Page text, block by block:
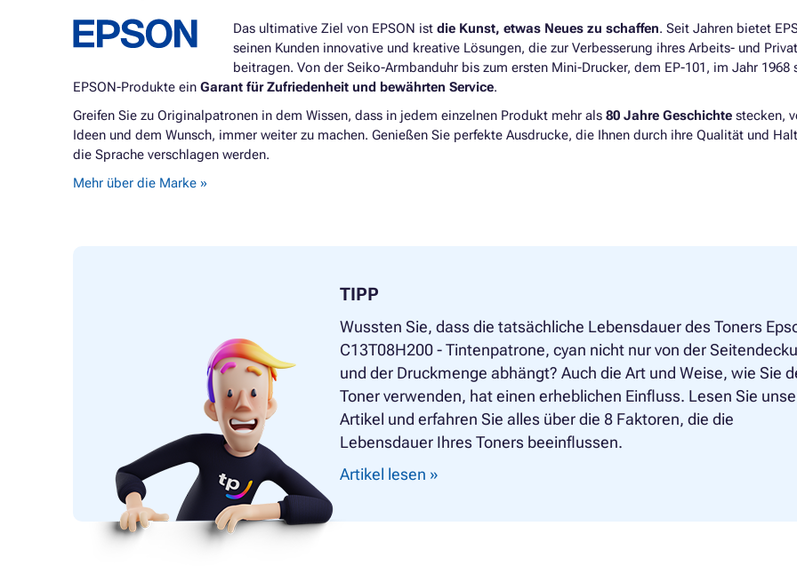
Das ultimative Ziel von EPSON ist die Kunst, etwas Neues zu schaffen. Seit Jahren bietet
seinen Kunden innovative und kreative Lösungen, die zur Verbesserung ihres Arbeits- und
beitragen. Von der Seiko-Armbanduhr bis zum ersten Mini-Drucker, dem EP-101, im Jahr 1968
EPSON-Produkte ein Garant für Zufriedenheit und bewährten Service.
Greifen Sie zu Originalpatronen in dem Wissen, dass in jedem einzelnen Produkt mehr als 80 Jahre Geschichte stecken,
Ideen und dem Wunsch, immer weiter zu machen. Genießen Sie perfekte Ausdrucke, die Ihnen durch ihre Qualität und
die Sprache verschlagen werden.
Mehr über die Marke »
TIPP
Wussten Sie, dass die tatsächliche Lebensdauer des Toners
C13T08H200 - Tintenpatrone, cyan nicht nur von der
und der Druckmenge abhängt? Auch die Art und Weise, wie Sie
Toner verwenden, hat einen erheblichen Einfluss. Lesen Sie
Artikel und erfahren Sie alles über die 8 Faktoren, die die
Lebensdauer Ihres Toners beeinflussen.
Artikel lesen »